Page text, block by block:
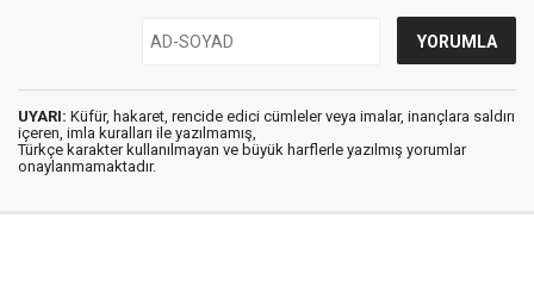
UYARI: Küfür, hakaret, rencide edici cümleler veya imalar, inançlara saldırı
içeren, imla kuralları ile yazılmamış,
Türkçe karakter kullanılmayan ve büyük harflerle yazılmış yorumlar
onaylanmamaktadır.